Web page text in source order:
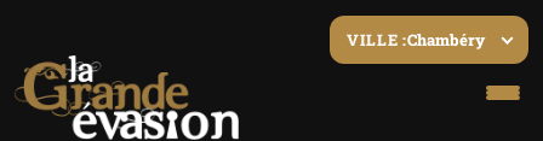
VILLE :Chambéry